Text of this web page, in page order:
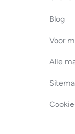
Blog
Voor
Alle